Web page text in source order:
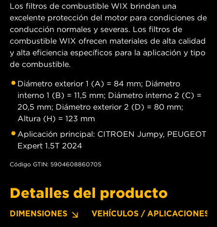
Los filtros de combustible WIX brindan una
excelente protección del motor para condiciones de
conducción normales y severas. Los filtros de
combustible WIX ofrecen materiales de alta calidad
y alta eficiencia específicos para la aplicación y tipo
de combustible.
Diámetro exterior 1 (A) = 84 mm; Diámetro
interno 1 (B) = 11,5 mm; Diámetro interno 2 (C) =
20,5 mm; Diámetro exterior 2 (D) = 80 mm;
Altura (H) = 123 mm
Aplicación principal: CITROEN Jumpy, PEUGEOT
Expert 1.5T 2024
Código GTIN: 5904608860705
Detalles del producto
DIMENSIONES VEHÍCULOS / APLICACIONES